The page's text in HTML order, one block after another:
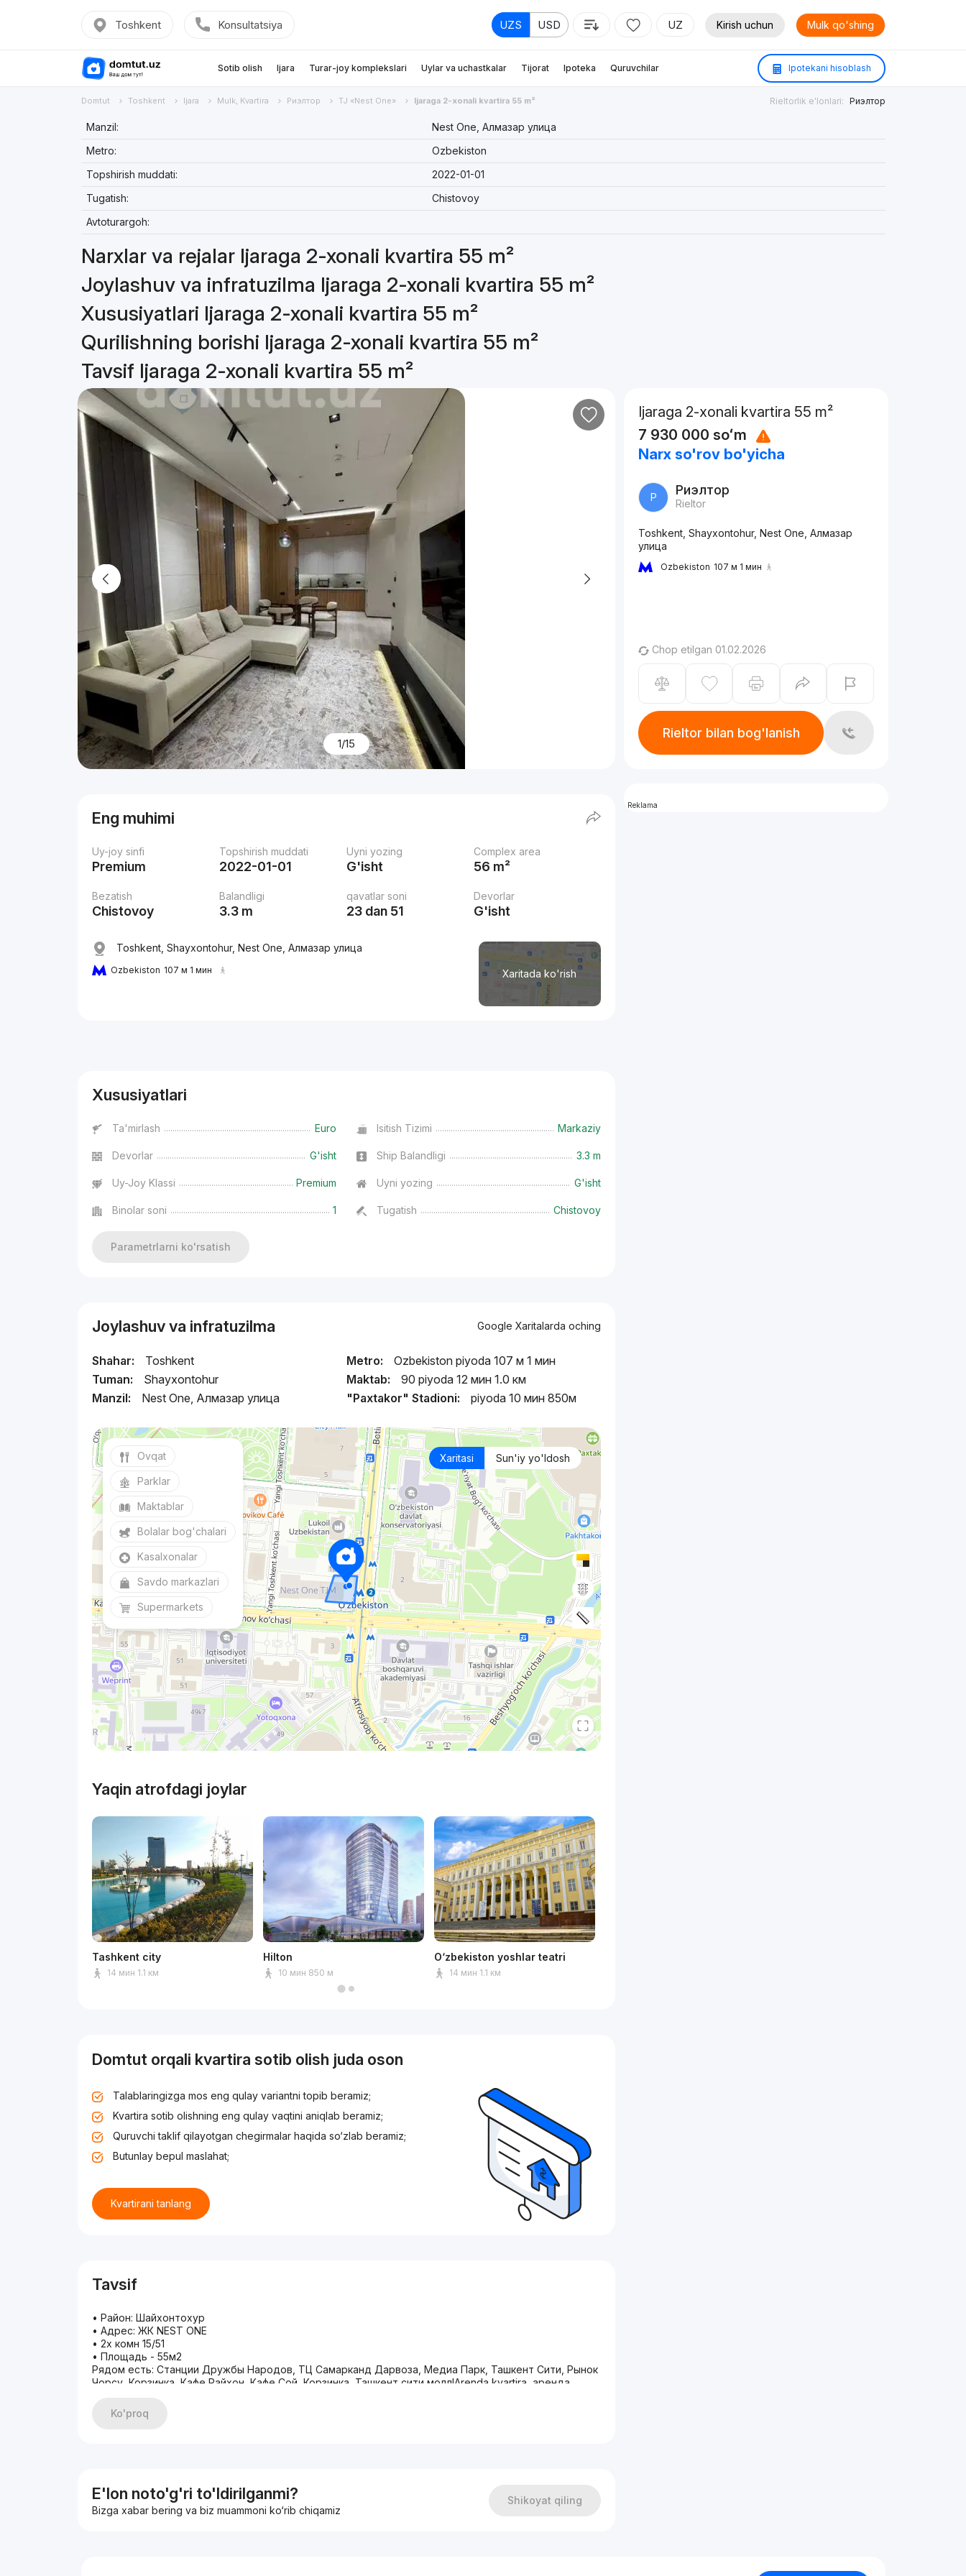
Toshkent Konsultatsiya UZS USD UZ Kirish uchun Mulk qo'shing
Sotib olish Ijara Turar-joy komplekslari Uylar va uchastkalar Tijorat Ipoteka Quruvchilar Ipotekani hisoblash
Domtut Toshkent Ijara Mulk, Kvartira Риэлтор TJ «Nest One» Ijaraga 2-xonali kvartira 55 m² Rieltorlik e'lonlari: Риэлтор
Manzil:
Nest One, Алмазар улица
Metro:
Ozbekiston
Topshirish muddati:
2022-01-01
Tugatish:
Chistovoy
Avtoturargoh:
Narxlar va rejalar Ijaraga 2-xonali kvartira 55 m²
Joylashuv va infratuzilma Ijaraga 2-xonali kvartira 55 m²
Xususiyatlari Ijaraga 2-xonali kvartira 55 m²
Qurilishning borishi Ijaraga 2-xonali kvartira 55 m²
Tavsif Ijaraga 2-xonali kvartira 55 m²
1/15
Eng muhimi
Uy-joy sinfi
Premium
Topshirish muddati
2022-01-01
Uyni yozing
G'isht
Complex area
56 m²
Bezatish
Chistovoy
Balandligi
3.3 m
qavatlar soni
23 dan 51
Devorlar
G'isht
Xaritada ko'rish
Toshkent, Shayxontohur, Nest One, Алмазар улица
Ozbekiston 107 м 1 мин
Xususiyatlari
Ta'mirlash Euro Isitish Tizimi Markaziy
Devorlar G'isht Ship Balandligi 3.3 m
Uy-Joy Klassi Premium Uyni yozing G'isht
Binolar soni 1 Tugatish Chistovoy
Parametrlarni ko'rsatish
Joylashuv va infratuzilma Google Xaritalarda oching
Shahar:
Toshkent
Tuman:
Shayxontohur
Manzil:
Nest One, Алмазар улица
Metro:
Ozbekiston piyoda 107 м 1 мин
Maktab:
90 piyoda 12 мин 1.0 км
"Paxtakor" Stadioni:
piyoda 10 мин 850м
Xaritasi Sun'iy yo'ldosh
Ovqat
Parklar
Maktablar
Bolalar bog'chalari
Kasalxonalar
Savdo markazlari
Supermarkets
Yaqin atrofdagi joylar
Tashkent city
14 мин 1.1 км
Hilton
10 мин 850 м
O‘zbekiston yoshlar teatri
14 мин 1.1 км
Domtut orqali kvartira sotib olish juda oson
Talablaringizga mos eng qulay variantni topib beramiz;
Kvartira sotib olishning eng qulay vaqtini aniqlab beramiz;
Quruvchi taklif qilayotgan chegirmalar haqida so‘zlab beramiz;
Butunlay bepul maslahat;
Kvartirani tanlang
Tavsif
• Район: Шайхонтохур
• Адрес: ЖК NEST ONE
• 2х комн 15/51
• Площадь - 55м2
Рядом есть: Станции Дружбы Народов, ТЦ Самарканд Дарвоза, Медиа Парк, Ташкент Сити, Рынок
Чорсу, Корзинка, Кафе Райхон, Кафе Сой, Корзинка, Ташкент сити молл!Arenda kvartira, аренда,
City Mall, Boulvard. Nest One.
Моб: +998 95 322 03 33
КОМИССИОННЫЙ 50%
Ko'proq
E'lon noto'g'ri to'ldirilganmi?
Bizga xabar bering va biz muammoni ko‘rib chiqamiz
Shikoyat qiling
Ijaraga 2-xonali kvartira 55 m²
7 930 000 soʻm
Narx so'rov bo'yicha
Р Риэлтор
Rieltor
Toshkent, Shayxontohur, Nest One, Алмазар
улица
Ozbekiston 107 м 1 мин
Chop etilgan 01.02.2026
Rieltor bilan bog'lanish
Reklama